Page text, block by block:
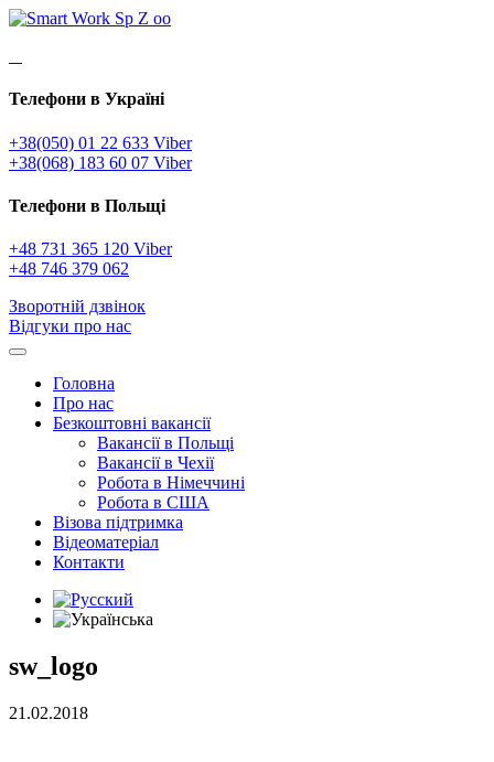
Телефони в Україні
+38(050) 01 22 633 Viber
+38(068) 183 60 07 Viber
Телефони в Польщі
+48 731 365 120 Viber
+48 746 379 062
Зворотній дзвінок
Відгуки про нас
Головна
Про нас
Безкоштовні вакансії
Вакансії в Польщі
Вакансії в Чехії
Робота в Німеччині
Робота в США
Візова підтримка
Відеоматеріал
Контакти
sw_logo
21.02.2018